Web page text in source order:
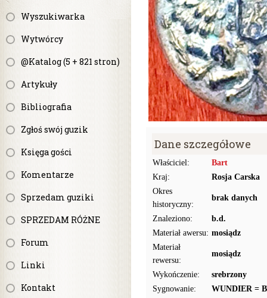
Wyszukiwarka
Wytwórcy
@Katalog (5 + 821 stron)
Artykuły
Bibliografia
Zgłoś swój guzik
Księga gości
Komentarze
Sprzedam guziki
SPRZEDAM RÓŻNE
Forum
Linki
Kontakt
Dane szczegółowe
Właściciel:
Bart
Kraj:
Rosja Carska
Okres
historyczny:
brak danych
Znaleziono:
b.d.
Materiał awersu: mosiądz
Materiał
rewersu:
mosiądz
Wykończenie:
srebrzony
Sygnowanie:
WUNDIER =